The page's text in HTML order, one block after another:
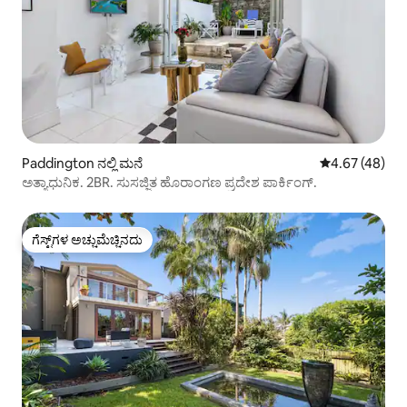
Paddington ನಲ್ಲಿ ಮನೆ 5 ರಲ್ಲಿ 4.67
4.67 (48)
ಅತ್ಯಾಧುನಿಕ. 2BR. ಸುಸಜ್ಜಿತ ಹೊರಾಂಗಣ ಪ್ರದೇಶ ಪಾರ್ಕಿಂಗ್.
ಗೆಸ್ಟ್‌ಗಳ ಅಚ್ಚುಮೆಚ್ಚಿನದು
ಗೆಸ್ಟ್‌ಗಳ ಅಚ್ಚುಮೆಚ್ಚಿನದು